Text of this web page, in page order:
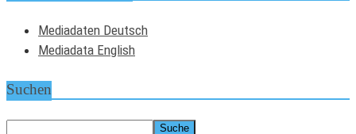
Mediadaten Deutsch
Mediadata English
Suchen